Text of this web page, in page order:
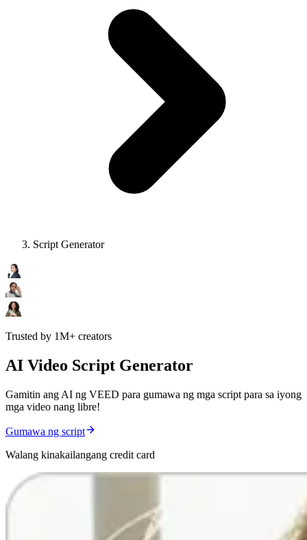
Script Generator
Trusted by 1M+ creators
AI Video Script Generator
Gamitin ang AI ng VEED para gumawa ng mga script para sa iyong
mga video nang libre!
Gumawa ng script
Walang kinakailangang credit card